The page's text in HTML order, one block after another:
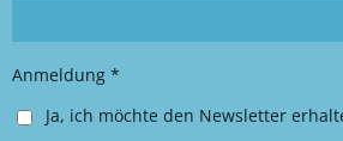
Anmeldung *
Ja, ich möchte den Newsletter